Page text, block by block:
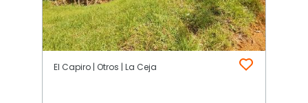
El Capiro | Otros | La Ceja